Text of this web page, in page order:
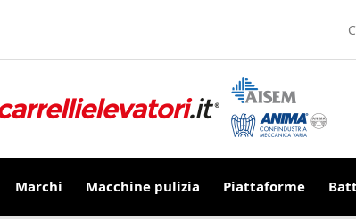
Marchi Macchine pulizia Piattaforme